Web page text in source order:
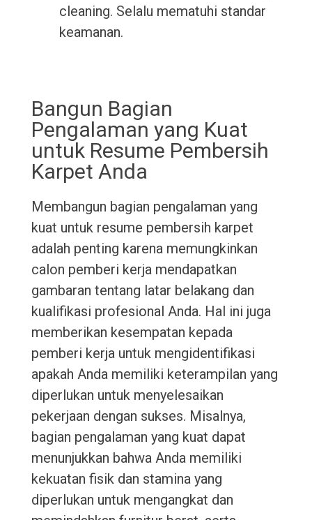
cleaning. Selalu mematuhi standar
keamanan.
Bangun Bagian
Pengalaman yang Kuat
untuk Resume Pembersih
Karpet Anda
Membangun bagian pengalaman yang
kuat untuk resume pembersih karpet
adalah penting karena memungkinkan
calon pemberi kerja mendapatkan
gambaran tentang latar belakang dan
kualifikasi profesional Anda. Hal ini juga
memberikan kesempatan kepada
pemberi kerja untuk mengidentifikasi
apakah Anda memiliki keterampilan yang
diperlukan untuk menyelesaikan
pekerjaan dengan sukses. Misalnya,
bagian pengalaman yang kuat dapat
menunjukkan bahwa Anda memiliki
kekuatan fisik dan stamina yang
diperlukan untuk mengangkat dan